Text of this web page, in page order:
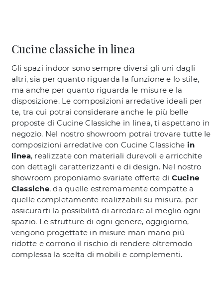
Cucine classiche in linea
Gli spazi indoor sono sempre diversi gli uni dagli
altri, sia per quanto riguarda la funzione e lo stile,
ma anche per quanto riguarda le misure e la
disposizione. Le composizioni arredative ideali per
te, tra cui potrai considerare anche le più belle
proposte di Cucine Classiche in linea, ti aspettano in
negozio. Nel nostro showroom potrai trovare tutte le
composizioni arredative con Cucine Classiche in
linea, realizzate con materiali durevoli e arricchite
con dettagli caratterizzanti e di design. Nel nostro
showroom proponiamo svariate offerte di Cucine
Classiche, da quelle estremamente compatte a
quelle completamente realizzabili su misura, per
assicurarti la possibilità di arredare al meglio ogni
spazio. Le strutture di ogni genere, oggigiorno,
vengono progettate in misure man mano più
ridotte e corrono il rischio di rendere oltremodo
complessa la scelta di mobili e complementi.